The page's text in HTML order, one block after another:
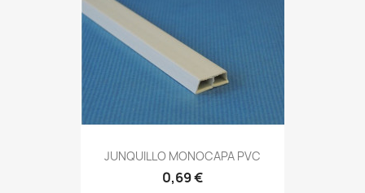
JUNQUILLO MONOCAPA PVC
0,69 €